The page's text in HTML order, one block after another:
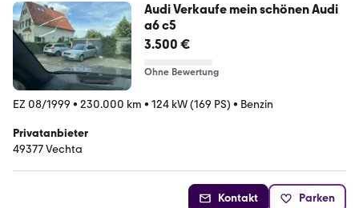
Audi Verkaufe mein schönen Audi
a6 c5
3.500 €
Ohne Bewertung
EZ 08/1999 • 230.000 km • 124 kW (169 PS) • Benzin
Privatanbieter
49377 Vechta
Kontakt Parken